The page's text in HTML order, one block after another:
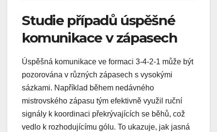
Studie případů úspěšné
komunikace v zápasech
Úspěšná komunikace ve formaci 3-4-2-1 může být
pozorována v různých zápasech s vysokými
sázkami. Například během nedávného
mistrovského zápasu tým efektivně využil ruční
signály k koordinaci překrývajících se běhů, což
vedlo k rozhodujícímu gólu. To ukazuje, jak jasná